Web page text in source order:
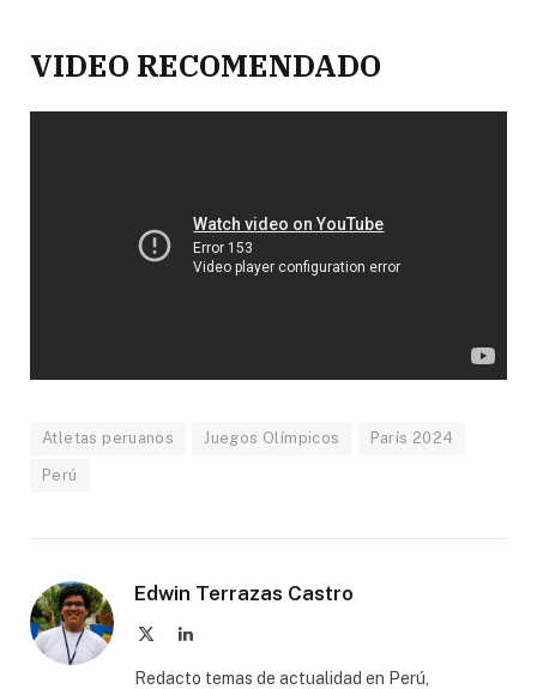
VIDEO RECOMENDADO
Atletas peruanos Juegos Olímpicos París 2024
Perú
Edwin Terrazas Castro
LinkedIn
Redacto temas de actualidad en Perú,